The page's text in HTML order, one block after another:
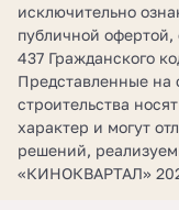
исключительно
публичной
437 Гражданского
Представленные на
строительства
характер и могут
решений,
«КИНОКВАРТАЛ»